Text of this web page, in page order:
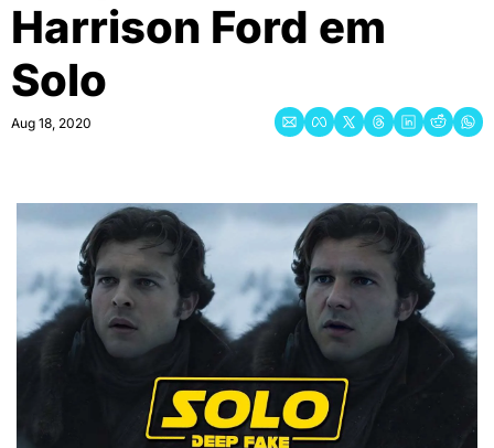
Harrison Ford em
Solo
Aug 18, 2020